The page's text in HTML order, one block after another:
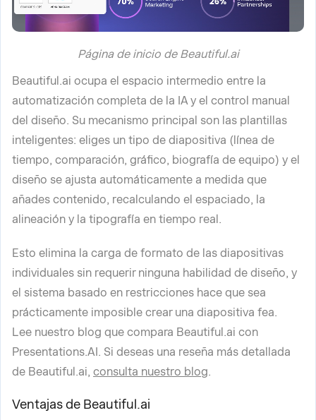
Página de inicio de Beautiful.ai
Beautiful.ai ocupa el espacio intermedio entre la
automatización completa de la IA y el control manual
del diseño. Su mecanismo principal son las plantillas
inteligentes: eliges un tipo de diapositiva (línea de
tiempo, comparación, gráfico, biografía de equipo) y el
diseño se ajusta automáticamente a medida que
añades contenido, recalculando el espaciado, la
alineación y la tipografía en tiempo real.
Esto elimina la carga de formato de las diapositivas
individuales sin requerir ninguna habilidad de diseño, y
el sistema basado en restricciones hace que sea
prácticamente imposible crear una diapositiva fea.
Lee nuestro blog que compara Beautiful.ai con
Presentations.AI. Si deseas una reseña más detallada
de Beautiful.ai, consulta nuestro blog.
Ventajas de Beautiful.ai